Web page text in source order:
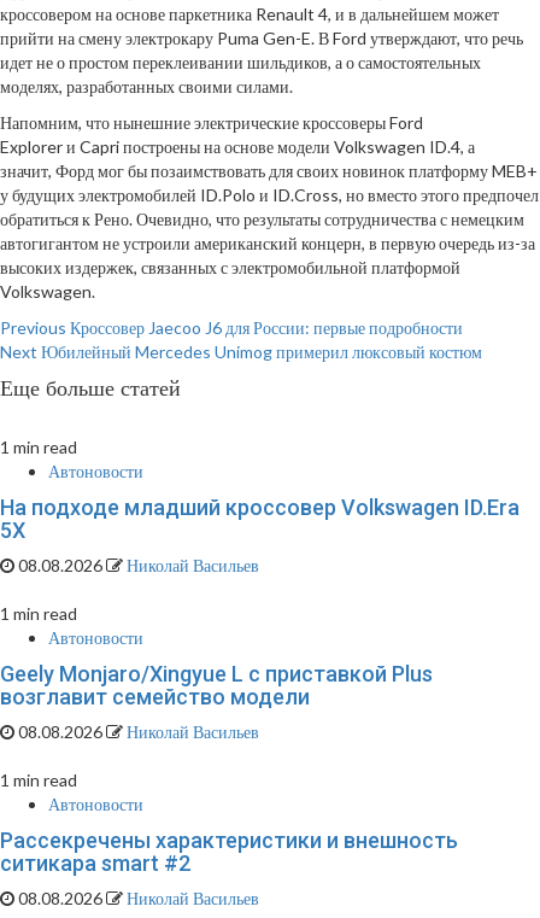
кроссовером на основе паркетника Renault 4, и в дальнейшем может
прийти на смену электрокару Puma Gen-E. В Ford утверждают, что речь
идет не о простом переклеивании шильдиков, а о самостоятельных
моделях, разработанных своими силами.
Напомним, что нынешние электрические кроссоверы Ford
Explorer и Capri построены на основе модели Volkswagen ID.4, а
значит, Форд мог бы позаимствовать для своих новинок платформу MEB+
у будущих электромобилей ID.Polo и ID.Cross, но вместо этого предпочел
обратиться к Рено. Очевидно, что результаты сотрудничества с немецким
автогигантом не устроили американский концерн, в первую очередь из-за
высоких издержек, связанных с электромобильной платформой
Volkswagen.
Continue
Reading
Previous Кроссовер Jaecoo J6 для России: первые подробности
Next Юбилейный Mercedes Unimog примерил люксовый костюм
Еще больше статей
1 min read
Автоновости
На подходе младший кроссовер Volkswagen ID.Era
5X
08.08.2026 Николай Васильев
1 min read
Автоновости
Geely Monjaro/Xingyue L с приставкой Plus
возглавит семейство модели
08.08.2026 Николай Васильев
1 min read
Автоновости
Рассекречены характеристики и внешность
ситикара smart #2
08.08.2026 Николай Васильев